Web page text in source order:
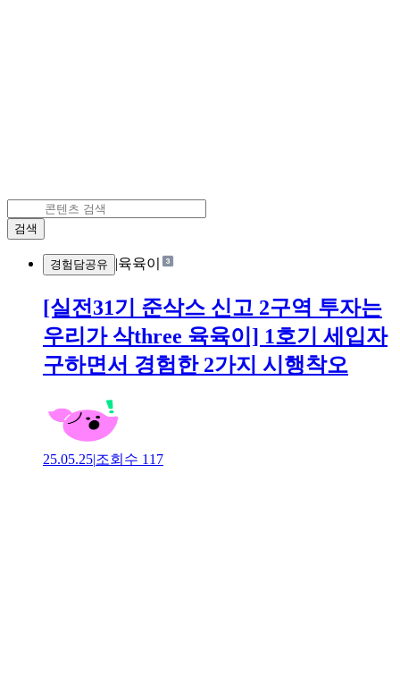
검색
경험담공유 |육육이
[실전31기 준삭스 신고 2구역 투자는
우리가 삭three 육육이] 1호기 세입자
구하면서 경험한 2가지 시행착오
25.05.25|조회수 117